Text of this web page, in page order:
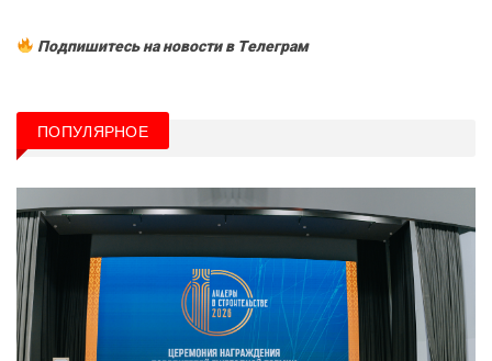
Подпишитесь на новости в Tелеграм
ПОПУЛЯРНОЕ